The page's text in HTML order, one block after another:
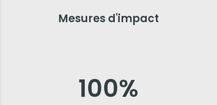
Mesures d'impact
100%